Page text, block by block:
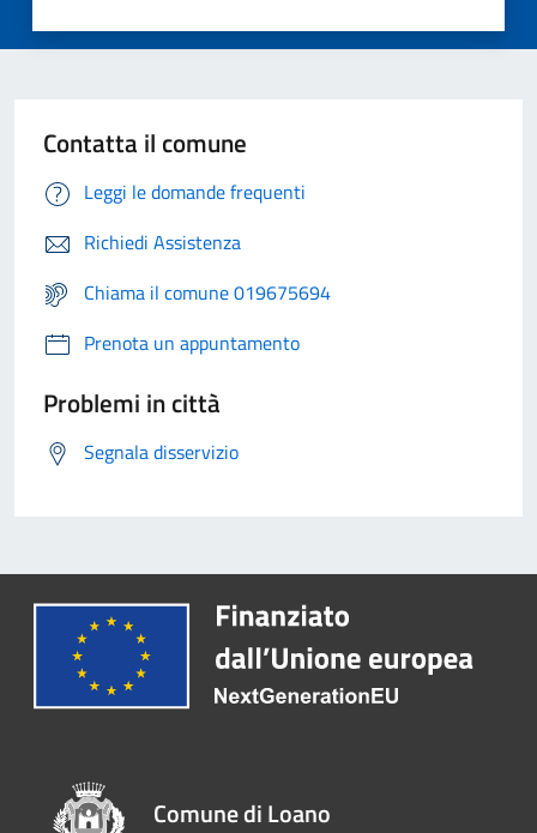
Contatta il comune
Leggi le domande frequenti
Richiedi Assistenza
Chiama il comune 019675694
Prenota un appuntamento
Problemi in città
Segnala disservizio
Comune di Loano